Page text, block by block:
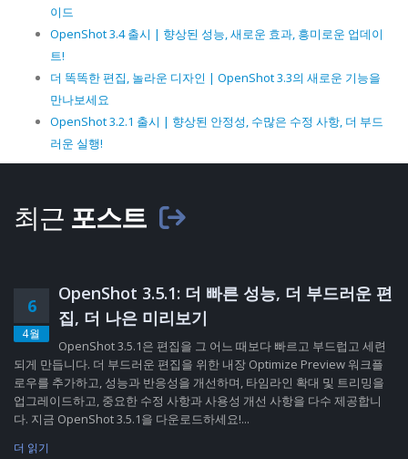
이드
OpenShot 3.4 출시 | 향상된 성능, 새로운 효과, 흥미로운 업데이
트!
더 똑똑한 편집, 놀라운 디자인 | OpenShot 3.3의 새로운 기능을
만나보세요
OpenShot 3.2.1 출시 | 향상된 안정성, 수많은 수정 사항, 더 부드
러운 실행!
최근 포스트
6
4월
OpenShot 3.5.1: 더 빠른 성능, 더 부드러운 편
집, 더 나은 미리보기
OpenShot 3.5.1은 편집을 그 어느 때보다 빠르고 부드럽고 세련
되게 만듭니다. 더 부드러운 편집을 위한 내장 Optimize Preview 워크플
로우를 추가하고, 성능과 반응성을 개선하며, 타임라인 확대 및 트리밍을
업그레이드하고, 중요한 수정 사항과 사용성 개선 사항을 다수 제공합니
다. 지금 OpenShot 3.5.1을 다운로드하세요!...
더 읽기